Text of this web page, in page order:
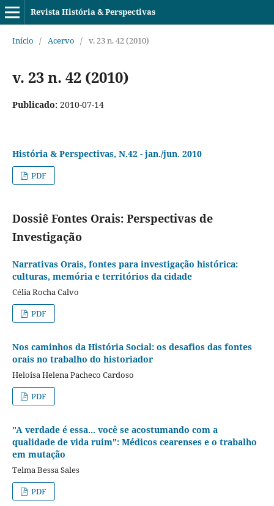
Revista História & Perspectivas
Início / Acervo / v. 23 n. 42 (2010)
v. 23 n. 42 (2010)
Publicado: 2010-07-14
História & Perspectivas, N.42 - jan./jun. 2010
PDF
Dossiê Fontes Orais: Perspectivas de
Investigação
Narrativas Orais, fontes para investigação histórica:
culturas, memória e territórios da cidade
Célia Rocha Calvo
PDF
Nos caminhos da História Social: os desafios das fontes
orais no trabalho do historiador
Heloisa Helena Pacheco Cardoso
PDF
"A verdade é essa... você se acostumando com a
qualidade de vida ruim": Médicos cearenses e o trabalho
em mutação
Telma Bessa Sales
PDF